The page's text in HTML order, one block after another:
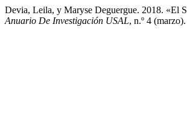
Devia, Leila, y Maryse Deguergue. 2018. «El
Anuario De Investigación USAL, n.º 4